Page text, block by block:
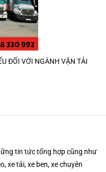
ĐỐI VỚI NGÀNH VẬN TẢI
tin tức tổng hợp cũng như
xe tải, xe ben, xe chuyên